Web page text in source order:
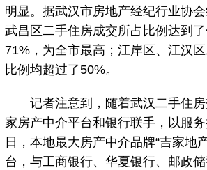
明显。据武汉市房地产经纪行业协会
武昌区二手住房成交所占比例达到
71%，为全市最高；江岸区、江汉
比例均超过了50%。
记者注意到，随着武汉二手住房
家房产中介平台和银行联手，以服
日，本地最大房产中介品牌“吉家地
台，与工商银行、华夏银行、邮政